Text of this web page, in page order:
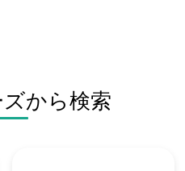
から検索